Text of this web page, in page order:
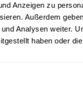
Anzeigen zu
Außerdem
Analysen weiter.
haben oder